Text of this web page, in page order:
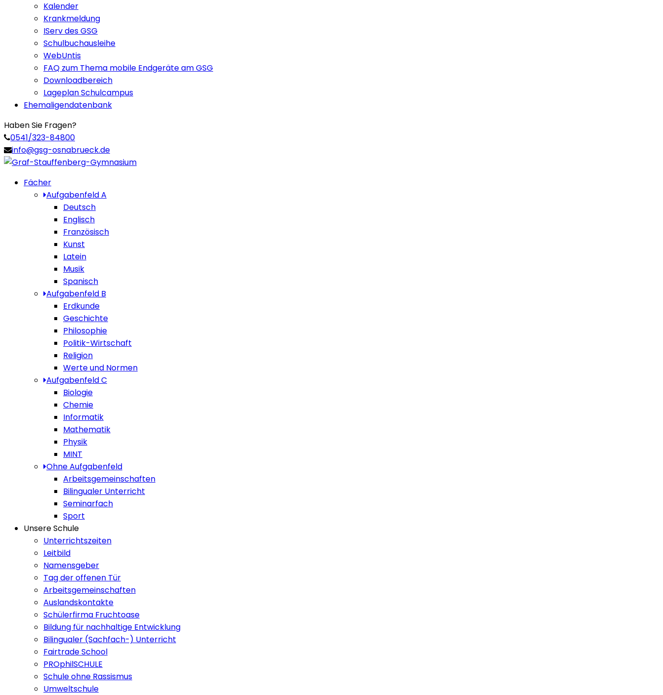
Kalender
Krankmeldung
IServ des GSG
Schulbuchausleihe
WebUntis
FAQ zum Thema mobile Endgeräte am GSG
Downloadbereich
Lageplan Schulcampus
Ehemaligendatenbank
Haben Sie Fragen?
0541/323-84800
info@gsg-osnabrueck.de
Fächer
Aufgabenfeld A
Deutsch
Englisch
Französisch
Kunst
Latein
Musik
Spanisch
Aufgabenfeld B
Erdkunde
Geschichte
Philosophie
Politik-Wirtschaft
Religion
Werte und Normen
Aufgabenfeld C
Biologie
Chemie
Informatik
Mathematik
Physik
MINT
Ohne Aufgabenfeld
Arbeitsgemeinschaften
Bilingualer Unterricht
Seminarfach
Sport
Unsere Schule
Unterrichtszeiten
Leitbild
Namensgeber
Tag der offenen Tür
Arbeitsgemeinschaften
Auslandskontakte
Schülerfirma Fruchtoase
Bildung für nachhaltige Entwicklung
Bilingualer (Sachfach-) Unterricht
Fairtrade School
PROphilSCHULE
Schule ohne Rassismus
Umweltschule